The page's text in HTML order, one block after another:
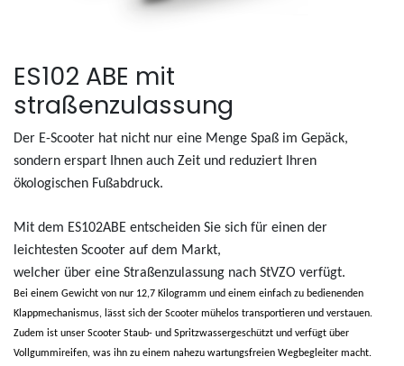
ES102 ABE mit
straßenzulassung
Der E-Scooter hat nicht nur eine Menge Spaß im Gepäck,
sondern erspart Ihnen auch Zeit und reduziert Ihren
ökologischen Fußabdruck.
Mit dem ES102ABE entscheiden Sie sich für einen der
leichtesten Scooter auf dem Markt,
welcher über eine Straßenzulassung nach StVZO verfügt.
Bei einem Gewicht von nur 12,7 Kilogramm und einem einfach zu bedienenden
Klappmechanismus, lässt sich der Scooter mühelos transportieren und verstauen.
Zudem ist unser Scooter Staub- und Spritzwassergeschützt und verfügt über
Vollgummireifen, was ihn zu einem nahezu wartungsfreien Wegbegleiter macht.